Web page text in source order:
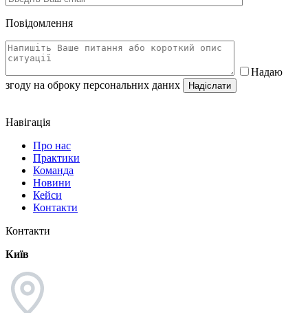
Повідомлення
Надаю
згоду на оброку персональних даних
Навігація
Про нас
Практики
Команда
Новини
Кейси
Контакти
Контакти
Київ